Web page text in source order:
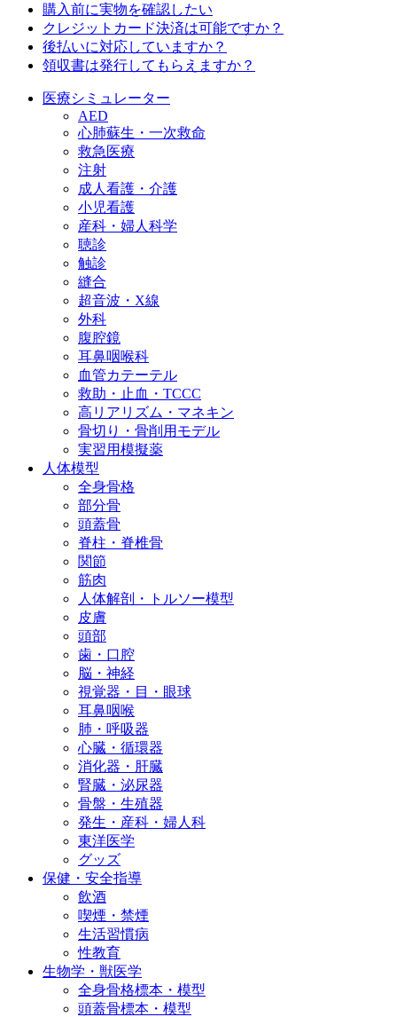
購入前に実物を確認したい
クレジットカード決済は可能ですか？
後払いに対応していますか？
領収書は発行してもらえますか？
医療シミュレーター
AED
心肺蘇生・一次救命
救急医療
注射
成人看護・介護
小児看護
産科・婦人科学
聴診
触診
縫合
超音波・X線
外科
腹腔鏡
耳鼻咽喉科
血管カテーテル
救助・止血・TCCC
高リアリズム・マネキン
骨切り・骨削用モデル
実習用模擬薬
人体模型
全身骨格
部分骨
頭蓋骨
脊柱・脊椎骨
関節
筋肉
人体解剖・トルソー模型
皮膚
頭部
歯・口腔
脳・神経
視覚器・目・眼球
耳鼻咽喉
肺・呼吸器
心臓・循環器
消化器・肝臓
腎臓・泌尿器
骨盤・生殖器
発生・産科・婦人科
東洋医学
グッズ
保健・安全指導
飲酒
喫煙・禁煙
生活習慣病
性教育
生物学・獣医学
全身骨格標本・模型
頭蓋骨標本・模型